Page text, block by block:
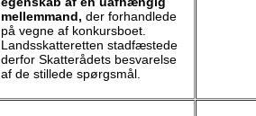
mellemmand, der forhandlede
på vegne af konkursboet.
Landsskatteretten stadfæstede
derfor Skatterådets besvarelse
af de stillede spørgsmål.